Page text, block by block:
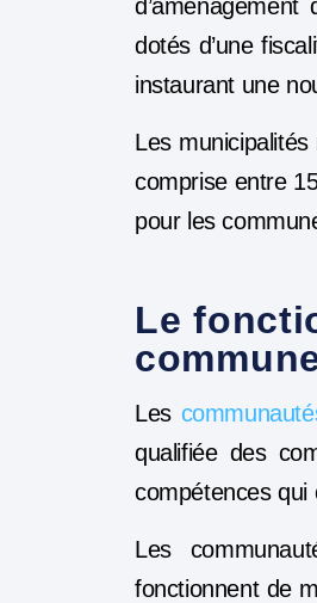
d’aménagement
dotés d’une
instaurant une
Les
comprise entre
pour les
Le
Les
qualifiée des
compétences qui
Les
fonctionnent de